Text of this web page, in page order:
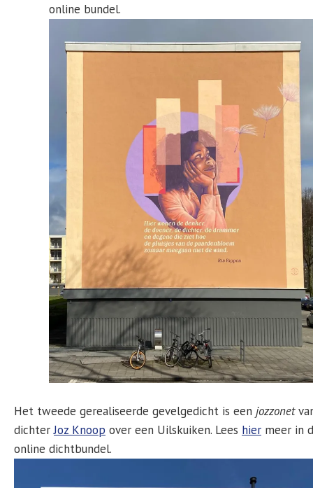
online bundel.
Het tweede gerealiseerde gevelgedicht is een jozzonet
dichterJoz Knoop over een Uilskuiken. Lees hier meer in
online dichtbundel.